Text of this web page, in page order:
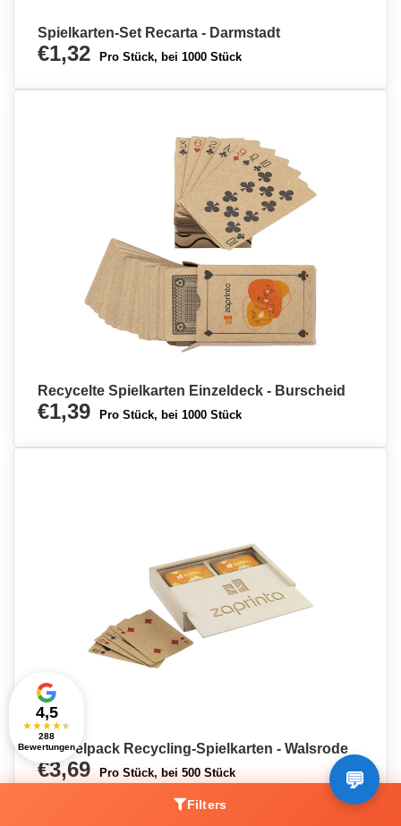
Spielkarten-Set Recarta - Darmstadt
€1,32 Pro Stück, bei 1000 Stück
Recycelte Spielkarten Einzeldeck - Burscheid
€1,39 Pro Stück, bei 1000 Stück
Doppelpack Recycling-Spielkarten - Walsrode
€3,69 Pro Stück, bei 500 Stück
Filters
4,5
★★★★★
288
Bewertungen